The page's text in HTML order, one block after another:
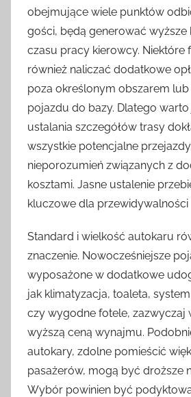
obejmujące wiele punktów
gości, będą generować wyższe
czasu pracy kierowcy. Niektóre
również naliczać dodatkowe
poza określonym obszarem
pojazdu do bazy. Dlatego
ustalania szczegółów trasy
wszystkie potencjalne
nieporozumień związanych z
kosztami. Jasne ustalenie
kluczowe dla przewidywalności
Standard i wielkość autokaru
znaczenie. Nowocześniejsze
wyposażone w dodatkowe
jak klimatyzacja, toaleta,
czy wygodne fotele, zazwyczaj
wyższą ceną wynajmu.
autokary, zdolne pomieścić
pasażerów, mogą być droższe
Wybór powinien być